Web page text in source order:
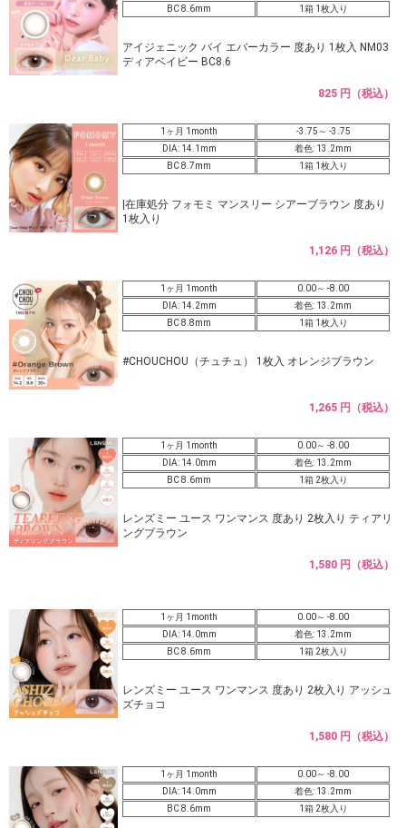
BC 8.6mm
1箱 1枚入り
アイジェニック バイ エバーカラー 度あり 1枚入 NM03
ディアベイビー BC8.6
825 円（税込）
1ヶ月 1month
-3.75～ -3.75
DIA: 14.1mm
着色: 13.2mm
BC 8.7mm
1箱 1枚入り
|在庫処分 フォモミ マンスリー シアーブラウン 度あり
1枚入り
1,126 円（税込）
1ヶ月 1month
0.00～ -8.00
DIA: 14.2mm
着色: 13.2mm
BC 8.8mm
1箱 1枚入り
#CHOUCHOU（チュチュ） 1枚入 オレンジブラウン
1,265 円（税込）
1ヶ月 1month
0.00～ -8.00
DIA: 14.0mm
着色: 13.2mm
BC 8.6mm
1箱 2枚入り
レンズミー ユース ワンマンス 度あり 2枚入り ティアリ
ングブラウン
1,580 円（税込）
1ヶ月 1month
0.00～ -8.00
DIA: 14.0mm
着色: 13.2mm
BC 8.6mm
1箱 2枚入り
レンズミー ユース ワンマンス 度あり 2枚入り アッシュ
ズチョコ
1,580 円（税込）
1ヶ月 1month
0.00～ -8.00
DIA: 14.0mm
着色: 13.2mm
BC 8.6mm
1箱 2枚入り